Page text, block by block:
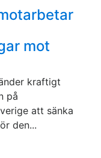
mot
kraftigt
på
att sänka
den...